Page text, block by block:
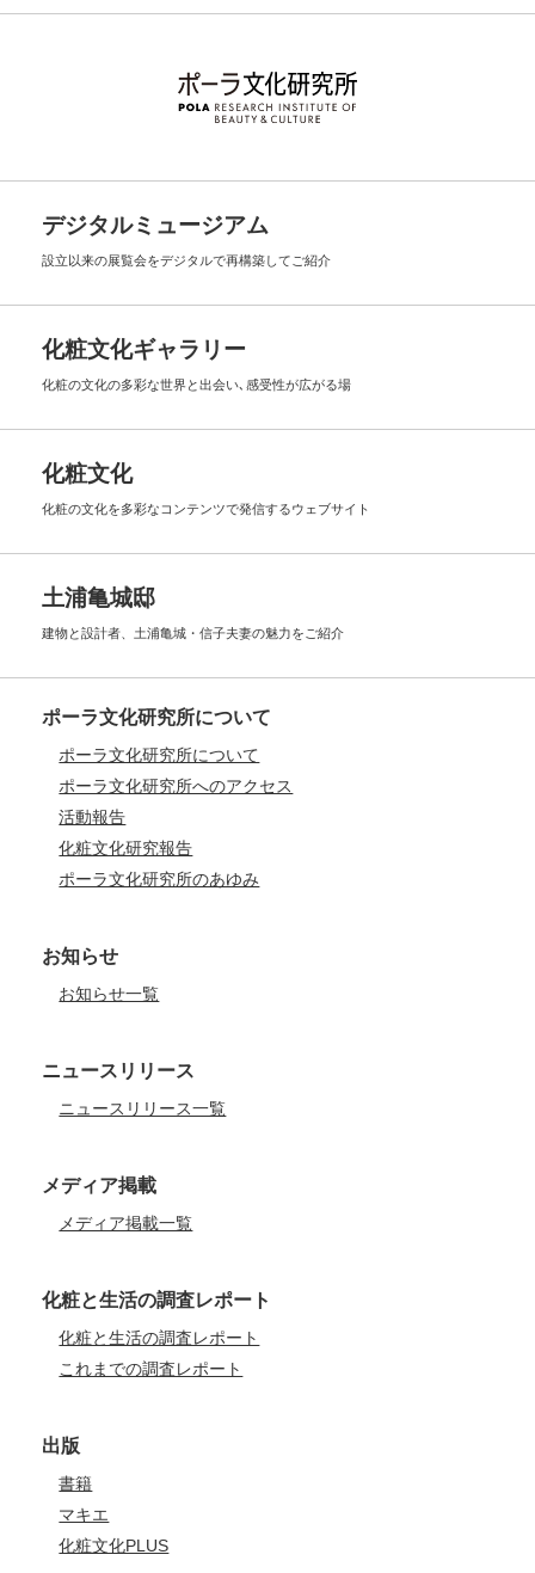
デジタルミュージアム
設立以来の展覧会をデジタルで再構築してご紹介
化粧文化ギャラリー
化粧の文化の多彩な世界と出会い､ 感受性が広がる場
化粧文化
化粧の文化を多彩なコンテンツで発信するウェブサイト
土浦亀城邸
建物と設計者、土浦亀城・信子夫妻の魅力をご紹介
ポーラ文化研究所について
ポーラ文化研究所について
ポーラ文化研究所へのアクセス
活動報告
化粧文化研究報告
ポーラ文化研究所のあゆみ
お知らせ
お知らせ一覧
ニュースリリース
ニュースリリース一覧
メディア掲載
メディア掲載一覧
化粧と生活の調査レポート
化粧と生活の調査レポート
これまでの調査レポート
出版
書籍
マキエ
化粧文化PLUS